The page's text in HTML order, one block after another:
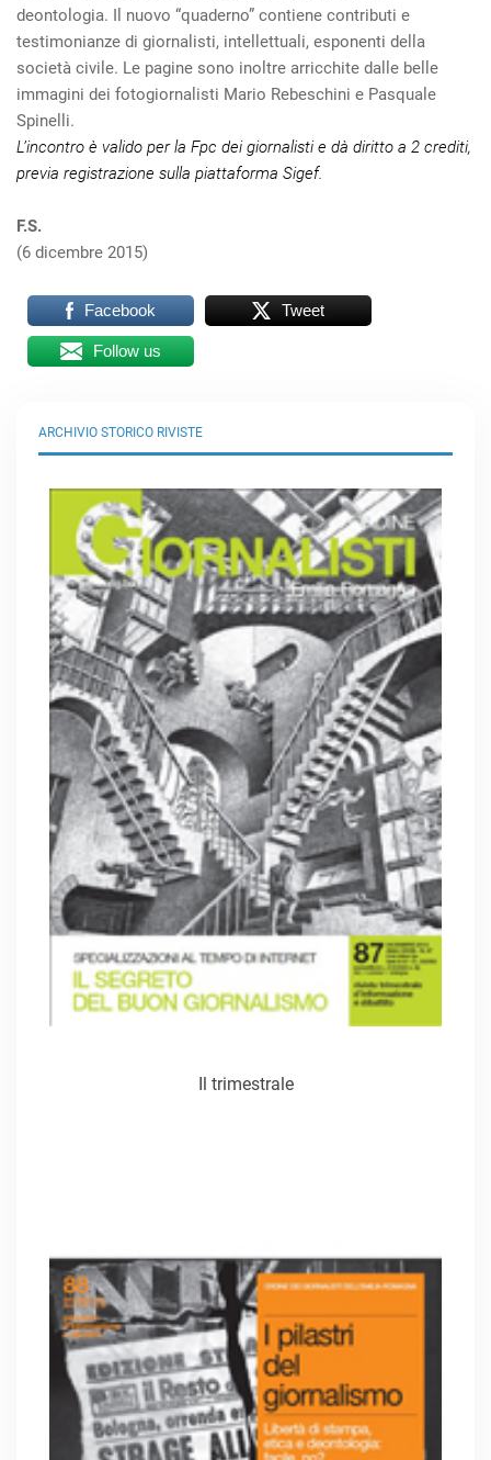
deontologia. Il nuovo “quaderno” contiene contributi e
testimonianze di giornalisti, intellettuali, esponenti della
società civile. Le pagine sono inoltre arricchite dalle belle
immagini dei fotogiornalisti Mario Rebeschini e Pasquale
Spinelli.
L’incontro è valido per la Fpc dei giornalisti e dà diritto a 2 crediti,
previa registrazione sulla piattaforma Sigef.
F.S.
(6 dicembre 2015)
Facebook Tweet
Follow us
ARCHIVIO STORICO RIVISTE
Il trimestrale